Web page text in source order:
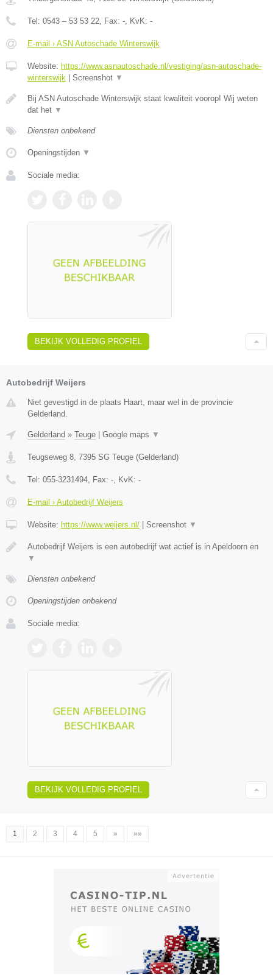
Tel: 0543 – 53 53 22, Fax: -, KvK: -
E-mail › ASN Autoschade Winterswijk
Website: https://www.asnautoschade.nl/vestiging/asn-autoschade-
winterswijk
Screenshot ▼
Bij ASN Autoschade Winterswijk staat kwaliteit voorop! Wij weten
dat het ▼
Diensten onbekend
Openingstijden ▼
Sociale media:
BEKIJK VOLLEDIG PROFIEL
Autobedrijf Weijers
Niet gevestigd in de plaats Haart, maar wel in de provincie
Gelderland.
Gelderland » Teuge Google maps ▼
Teugseweg 8, 7395 SG Teuge (Gelderland)
Tel: 055-3231494, Fax: -, KvK: -
E-mail › Autobedrijf Weijers
Website: https://www.weijers.nl/ Screenshot ▼
Autobedrijf Weijers is een autobedrijf wat actief is in Apeldoorn en
▼
Diensten onbekend
Openingstijden onbekend
Sociale media:
BEKIJK VOLLEDIG PROFIEL
1 2 3 4 5 » »»